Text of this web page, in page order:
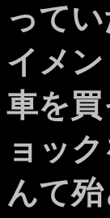
って
イメ
車を
ョッ
んて